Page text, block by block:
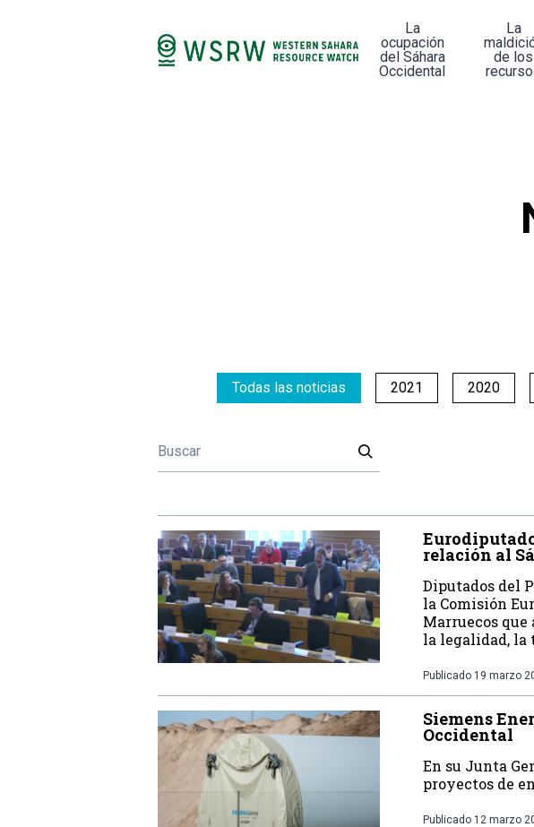
La
ocupación
del Sáhara
Occidental
La
de los
Todas las noticias 2021 2020
relación al
Diputados del
la Comisión
Marruecos que
la legalidad, la
Publicado 19 marzo
Siemens
Occidental
En su Junta
proyectos de
Publicado 12 marzo